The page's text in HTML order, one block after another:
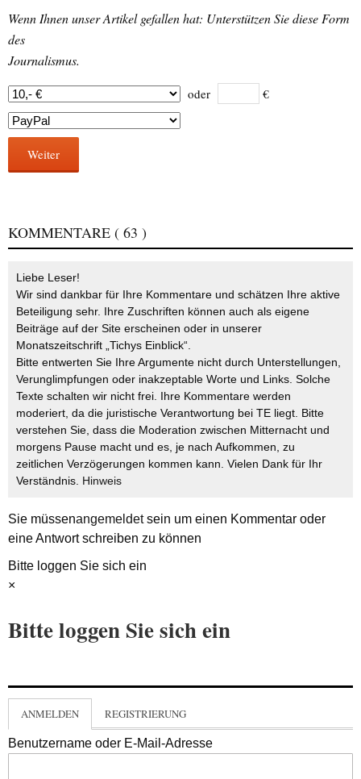
Wenn Ihnen unser Artikel gefallen hat: Unterstützen Sie diese Form
des
Journalismus.
oder €
Weiter
KOMMENTARE ( 63 )
Liebe Leser!
Wir sind dankbar für Ihre Kommentare und schätzen Ihre aktive
Beteiligung sehr. Ihre Zuschriften können auch als eigene
Beiträge auf der Site erscheinen oder in unserer
Monatszeitschrift „Tichys Einblick“.
Bitte entwerten Sie Ihre Argumente nicht durch Unterstellungen,
Verunglimpfungen oder inakzeptable Worte und Links. Solche
Texte schalten wir nicht frei. Ihre Kommentare werden
moderiert, da die juristische Verantwortung bei TE liegt. Bitte
verstehen Sie, dass die Moderation zwischen Mitternacht und
morgens Pause macht und es, je nach Aufkommen, zu
zeitlichen Verzögerungen kommen kann. Vielen Dank für Ihr
Verständnis. Hinweis
Sie müssenangemeldetsein um einen Kommentar oder
eine Antwort schreiben zu können
Bitte loggen Sie sich ein
×
Bitte loggen Sie sich ein
ANMELDEN REGISTRIERUNG
Benutzername oder E-Mail-Adresse